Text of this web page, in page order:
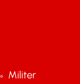
Militer